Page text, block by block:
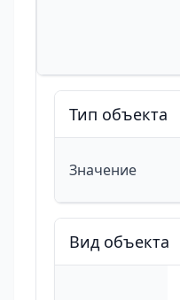
Тип объекта
Значение
Вид объекта